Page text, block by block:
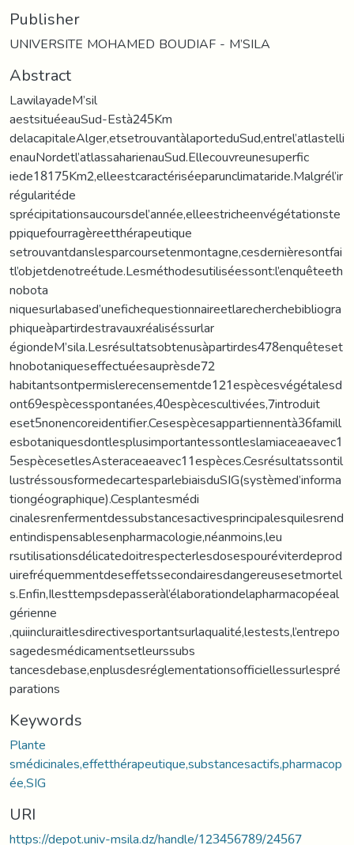
Publisher
UNIVERSITE MOHAMED BOUDIAF - M’SILA
Abstract
LawilayadeM’sil
aestsituéeauSud-Està245Km
delacapitaleAlger,etsetrouvantàlaporteduSud,entrel’atlastelli
enauNordetl’atlassaharienauSud.Ellecouvreunesuperfic
iede18175Km2,elleestcaractériséeparunclimataride.Malgrél’ir
régularitéde
sprécipitationsaucoursdel’année,elleestricheenvégétationste
ppiquefourragèreetthérapeutique
setrouvantdanslesparcoursetenmontagne,cesdernièresontfai
tl’objetdenotreétude.Lesméthodesutiliséessont:l’enquêteeth
nobota
niquesurlabased’unefichequestionnaireetlarecherchebibliogra
phiqueàpartirdestravauxréaliséssurlar
égiondeM’sila.Lesrésultatsobtenusàpartirdes478enquêteset
hnobotaniqueseffectuéesauprèsde72
habitantsontpermislerecensementde121espècesvégétalesd
ont69espècesspontanées,40espècescultivées,7introduit
eset5nonencoreidentifier.Cesespècesappartiennentà36famill
esbotaniquesdontlesplusimportantessontleslamiaceaeavec1
5espècesetlesAsteraceaeavec11espèces.Cesrésultatssontil
lustréssousformedecartesparlebiaisduSIG(systèmed’informa
tiongéographique).Cesplantesmédi
cinalesrenfermentdessubstancesactivesprincipalesquilesrend
entindispensablesenpharmacologie,néanmoins,leu
rsutilisationsdélicatedoitrespecterlesdosespouréviterdeprod
uirefréquemmentdeseffetssecondairesdangereusesetmortel
s.Enfin,Ilesttempsdepasseràl’élaborationdelapharmacopéeal
gérienne
,quiincluraitlesdirectivesportantsurlaqualité,lestests,l’entrepo
sagedesmédicamentsetleurssubs
tancesdebase,enplusdesréglementationsofficiellessurlespré
parations
Keywords
Plante
smédicinales,effetthérapeutique,substancesactifs,pharmacop
ée,SIG
URI
https://depot.univ-msila.dz/handle/123456789/24567